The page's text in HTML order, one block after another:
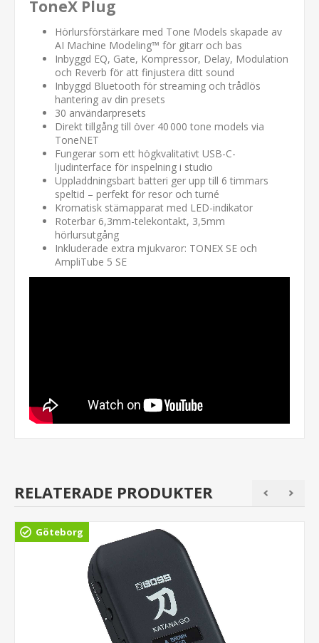
ToneX Plug
Hörlursförstärkare med Tone Models skapade av
AI Machine Modeling™ för gitarr och bas
Inbyggd EQ, Gate, Kompressor, Delay, Modulation
och Reverb för att finjustera ditt sound
Inbyggd Bluetooth för streaming och trådlös
hantering av din presets
30 användarpresets
Direkt tillgång till över 40 000 tone models via
ToneNET
Fungerar som ett högkvalitativt USB-C-
ljudinterface för inspelning i studio
Uppladdningsbart batteri ger upp till 6 timmars
speltid – perfekt för resor och turné
Kromatisk stämapparat med LED-indikator
Roterbar 6,3mm-telekontakt, 3,5mm
hörlursutgång
Inkluderade extra mjukvaror: TONEX SE och
AmpliTube 5 SE
RELATERADE PRODUKTER
Göteborg